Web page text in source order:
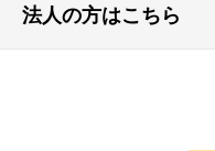
法人の方はこちら